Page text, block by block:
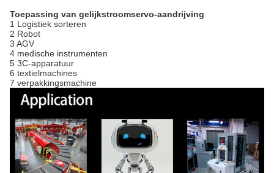
Toepassing van gelijkstroomservo-aandrijving
1 Logistiek sorteren
2 Robot
3 AGV
4 medische instrumenten
5 3C-apparatuur
6 textielmachines
7 verpakkingsmachine